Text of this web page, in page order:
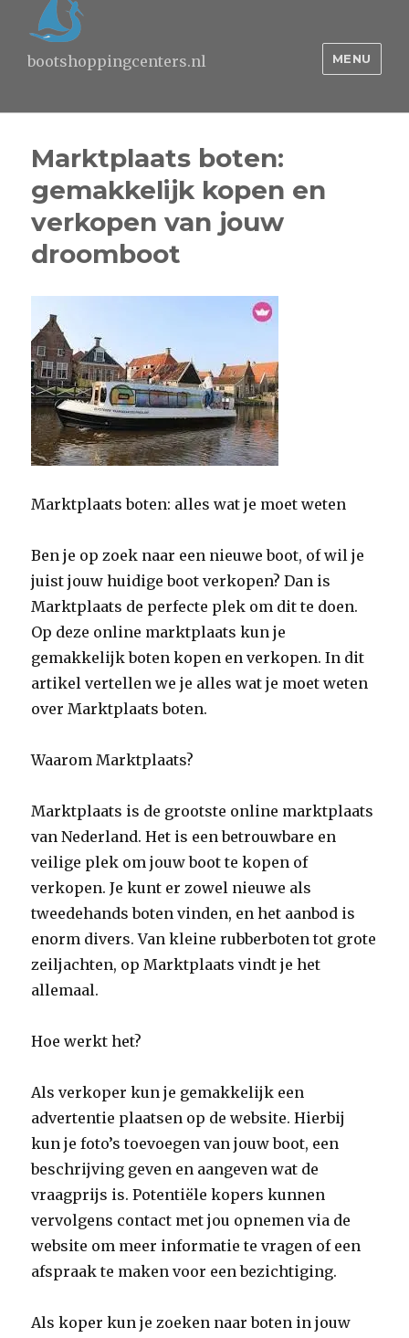
bootshoppingcenters.nl MENU
Marktplaats boten:
gemakkelijk kopen en
verkopen van jouw
droomboot
Marktplaats boten: alles wat je moet weten
Ben je op zoek naar een nieuwe boot, of wil je
juist jouw huidige boot verkopen? Dan is
Marktplaats de perfecte plek om dit te doen.
Op deze online marktplaats kun je
gemakkelijk boten kopen en verkopen. In dit
artikel vertellen we je alles wat je moet weten
over Marktplaats boten.
Waarom Marktplaats?
Marktplaats is de grootste online marktplaats
van Nederland. Het is een betrouwbare en
veilige plek om jouw boot te kopen of
verkopen. Je kunt er zowel nieuwe als
tweedehands boten vinden, en het aanbod is
enorm divers. Van kleine rubberboten tot grote
zeiljachten, op Marktplaats vindt je het
allemaal.
Hoe werkt het?
Als verkoper kun je gemakkelijk een
advertentie plaatsen op de website. Hierbij
kun je foto’s toevoegen van jouw boot, een
beschrijving geven en aangeven wat de
vraagprijs is. Potentiële kopers kunnen
vervolgens contact met jou opnemen via de
website om meer informatie te vragen of een
afspraak te maken voor een bezichtiging.
Als koper kun je zoeken naar boten in jouw